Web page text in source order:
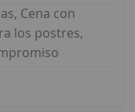
Cena con
los postres,